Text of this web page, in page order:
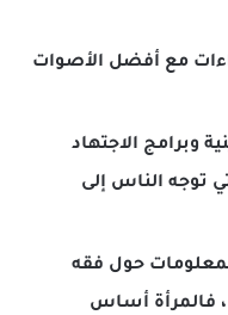
مع أفضل الأصوات
وبرامج الاجتهاد
توجه الناس إلى
حول فقه
، فالمرأة أساس